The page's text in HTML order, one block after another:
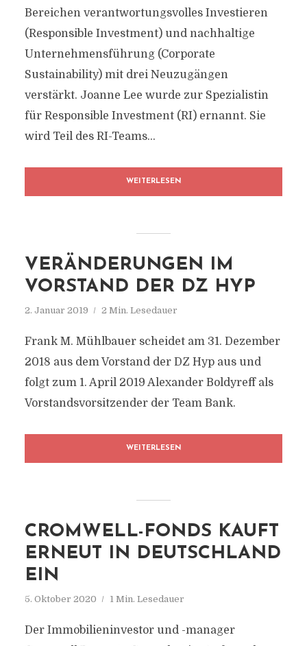
Bereichen verantwortungsvolles Investieren
(Responsible Investment) und nachhaltige
Unternehmensführung (Corporate
Sustainability) mit drei Neuzugängen
verstärkt. Joanne Lee wurde zur Spezialistin
für Responsible Investment (RI) ernannt. Sie
wird Teil des RI-Teams...
WEITERLESEN
VERÄNDERUNGEN IM
VORSTAND DER DZ HYP
2. Januar 2019 2 Min. Lesedauer
Frank M. Mühlbauer scheidet am 31. Dezember
2018 aus dem Vorstand der DZ Hyp aus und
folgt zum 1. April 2019 Alexander Boldyreff als
Vorstandsvorsitzender der Team Bank.
WEITERLESEN
CROMWELL-FONDS KAUFT
ERNEUT IN DEUTSCHLAND
EIN
5. Oktober 2020 1 Min. Lesedauer
Der Immobilieninvestor und -manager